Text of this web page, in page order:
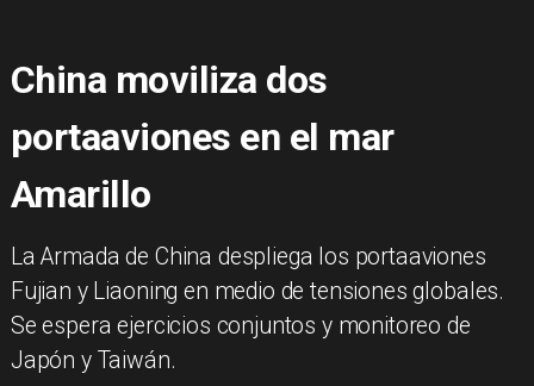
China moviliza dos
portaaviones en el mar
Amarillo
La Armada de China despliega los portaaviones
Fujian y Liaoning en medio de tensiones globales.
Se espera ejercicios conjuntos y monitoreo de
Japón y Taiwán.